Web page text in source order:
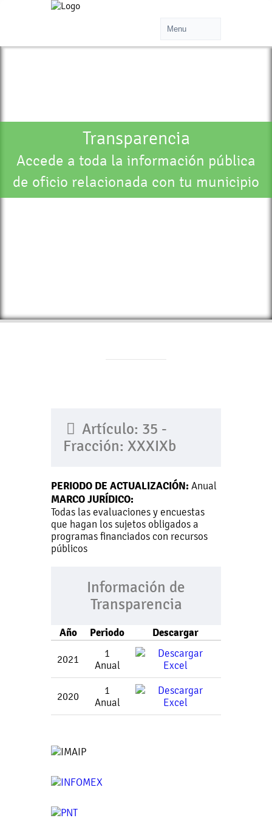
Transparencia
Accede a toda la información pública
de oficio relacionada con tu municipio
Artículo: 35 -
Fracción: XXXIXb
PERIODO DE ACTUALIZACIÓN: Anual
MARCO JURÍDICO:
Todas las evaluaciones y encuestas
que hagan los sujetos obligados a
programas financiados con recursos
públicos
Información de
Transparencia
Año Periodo Descargar
2021
1
Anual
2020
1
Anual